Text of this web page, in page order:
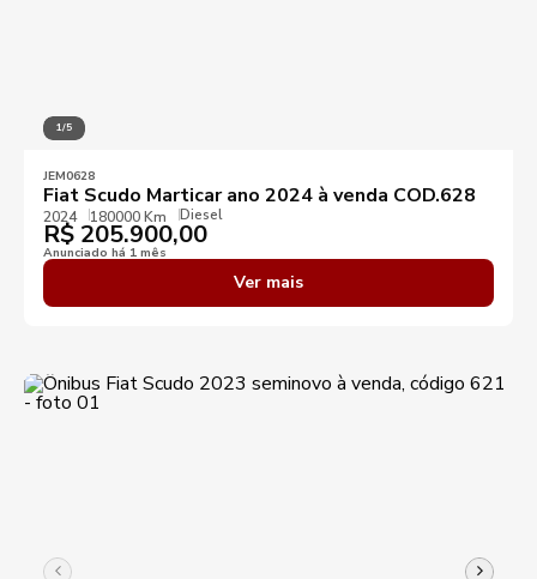
1/5
JEM0628
Fiat Scudo Marticar ano 2024 à venda COD.628
2024 180000 Km Diesel
R$ 205.900,00
Anunciado há 1 mês
Ver mais